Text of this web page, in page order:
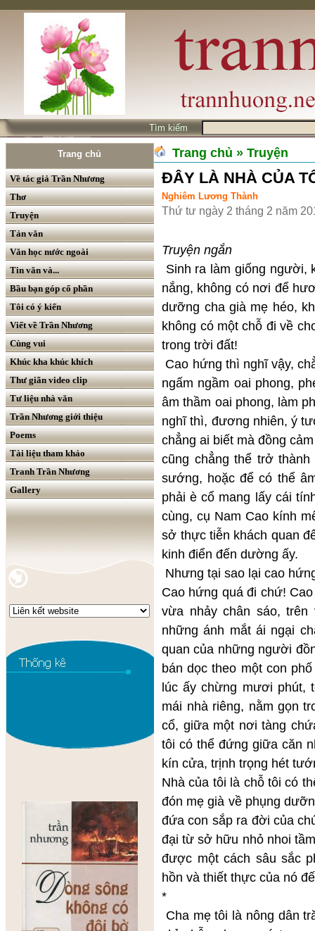
Tìm kiếm
Trang chủ
Về tác giả Trần Nhương
Thơ
Truyện
Tản văn
Văn học nước ngoài
Tin văn và...
Bầu bạn góp cổ phần
Tôi có ý kiến
Viết về Trần Nhương
Cùng vui
Khúc kha khúc khích
Thư giãn video clip
Tư liệu nhà văn
Trần Nhương giới thiệu
Poems
Tài liệu tham khảo
Tranh Trần Nhương
Gallery
Trang chủ » Truyện
ĐÂY LÀ NHÀ CỦA
Nghiêm Lương Thành
Thứ tư ngày 2 tháng 2 năm
Truyện ngắn
Sinh ra làm giống người,
nắng, không có nơi để
dưỡng cha già mẹ héo,
không có một chỗ đi về
trong trời đất!
Cao hứng thì nghĩ vậy,
ngấm ngầm oai phong,
âm thầm oai phong, làm
nghĩ thì, đương nhiên, ý
chẳng ai biết mà đồng
cũng chẳng thể trở
sướng, hoặc để có thể
phải è cổ mang lấy cái
cùng, cụ Nam Cao kính
sở thực tiễn khách quan
kinh điển đến dường ấy.
Nhưng tại sao lại cao
Cao hứng quá đi chứ!
vừa nhảy chân sáo,
những ánh mắt ái ngại
quan của những người
bán dọc theo một con
lúc ấy chừng mươi phút,
mái nhà riêng, nằm gọn
cổ, giữa một nơi tàng
tôi có thể đứng giữa căn
kín cửa, trịnh trọng hét
Nhà của tôi là chỗ tôi có
đón mẹ già về phụng
đứa con sắp ra đời của
đại từ sở hữu nhỏ nhoi
được một cách sâu sắc
hồn và thiết thực của nó
*
Cha mẹ tôi là nông dân